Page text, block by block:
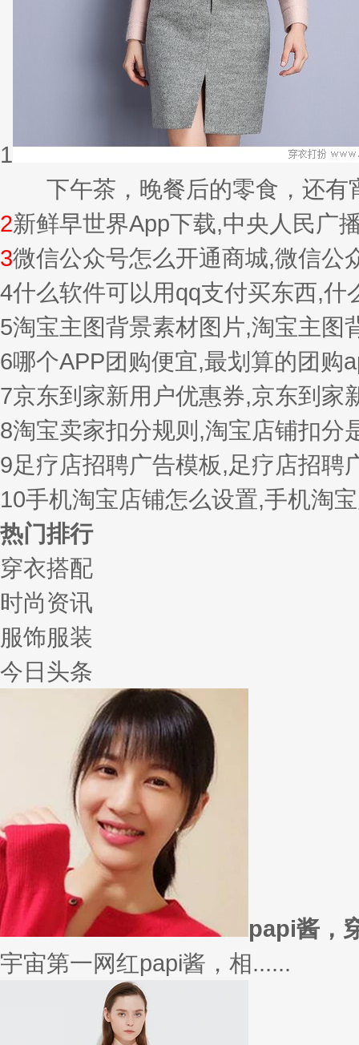
1
下午茶，晚餐后的零食，还有
2新鲜早世界App下载,中央人民广
3微信公众号怎么开通商城,微信公
4什么软件可以用qq支付买东西,什
5淘宝主图背景素材图片,淘宝主图
6哪个APP团购便宜,最划算的团购
7京东到家新用户优惠券,京东到家
8淘宝卖家扣分规则,淘宝店铺扣分
9足疗店招聘广告模板,足疗店招聘
10手机淘宝店铺怎么设置,手机淘
热门排行
穿衣搭配
时尚资讯
服饰服装
今日头条
papi酱，
宇宙第一网红papi酱，相......